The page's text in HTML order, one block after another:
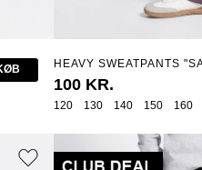
120 130 140 150 160
HEAVY SWEATPANTS
100 KR.